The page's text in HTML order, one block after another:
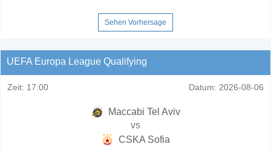
Sehen Vorhersage
UEFA Europa League Qualifying
Zeit: 17:00 Datum: 2026-08-06
Maccabi Tel Aviv
vs
CSKA Sofia